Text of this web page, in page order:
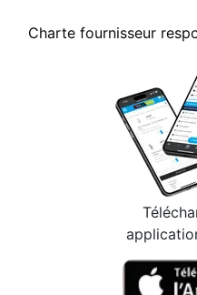
Charte fournisseur